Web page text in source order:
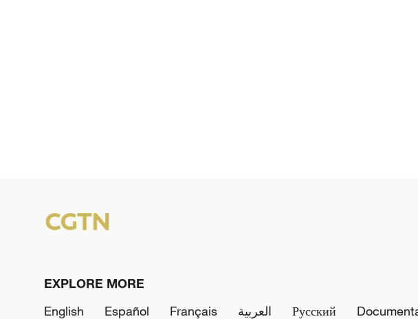
EXPLORE MORE
English
Español Français العربية Русский